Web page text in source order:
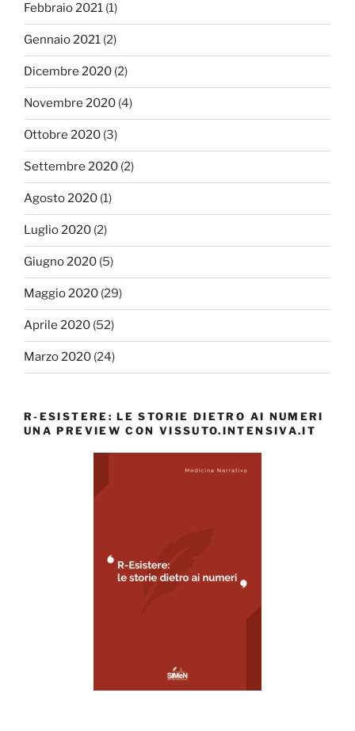
Febbraio 2021 (1)
Gennaio 2021 (2)
Dicembre 2020 (2)
Novembre 2020 (4)
Ottobre 2020 (3)
Settembre 2020 (2)
Agosto 2020 (1)
Luglio 2020 (2)
Giugno 2020 (5)
Maggio 2020 (29)
Aprile 2020 (52)
Marzo 2020 (24)
R-ESISTERE: LE STORIE DIETRO AI NUMERI
UNA PREVIEW CON VISSUTO.INTENSIVA.IT